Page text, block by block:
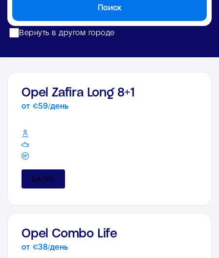
Поиск
Вернуть в другом городе
Opel Zafira Long 8+1
от €59/день
ДАЛЕЕ
Opel Combo Life
от €38/день